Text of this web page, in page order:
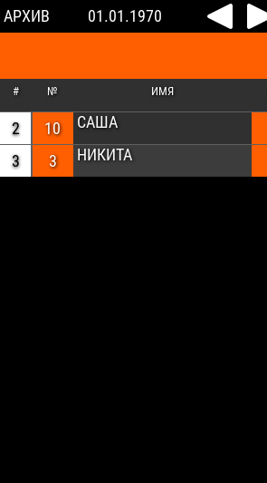
АРХИВ 01.01.1970
# № ИМЯ
1 9
2 10 САША
3
3 НИКИТА